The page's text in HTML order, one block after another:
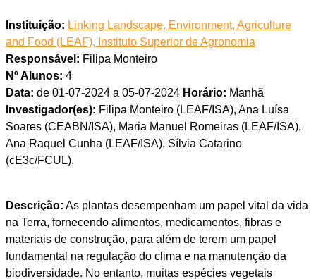
Instituição: Linking Landscape, Environment, Agriculture
and Food (LEAF), Instituto Superior de Agronomia
Responsável: Filipa Monteiro
Nº Alunos: 4
Data: de 01-07-2024 a 05-07-2024 Horário: Manhã
Investigador(es): Filipa Monteiro (LEAF/ISA), Ana Luísa
Soares (CEABN/ISA), Maria Manuel Romeiras (LEAF/ISA),
Ana Raquel Cunha (LEAF/ISA), Sílvia Catarino
(cE3c/FCUL).
Descrição: As plantas desempenham um papel vital da vida
na Terra, fornecendo alimentos, medicamentos, fibras e
materiais de construção, para além de terem um papel
fundamental na regulação do clima e na manutenção da
biodiversidade. No entanto, muitas espécies vegetais